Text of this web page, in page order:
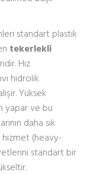
standart plastik
tekerlekli
Hız
hidrolik
Yüksek
yapar ve bu
daha sık
hizmet (heavy-
standart bir